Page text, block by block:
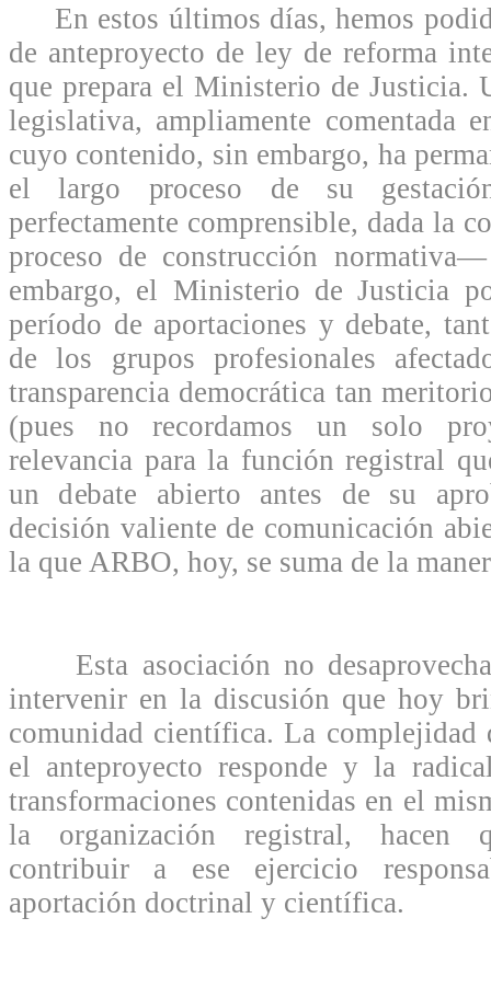
En estos últimos días, hemos
de anteproyecto de ley de reforma
que prepara el Ministerio de Justicia.
legislativa, ampliamente comentada
cuyo contenido, sin embargo, ha
el largo proceso de su
perfectamente comprensible, dada la
proceso de construcción
embargo, el Ministerio de Justicia
período de aportaciones y debate,
de los grupos profesionales
transparencia democrática tan
(pues no recordamos un solo
relevancia para la función registral
un debate abierto antes de su
decisión valiente de comunicación
la que ARBO, hoy, se suma de la
Esta asociación no
intervenir en la discusión que hoy
comunidad científica. La complejidad
el anteproyecto responde y la
transformaciones contenidas en el
la organización registral, hacen
contribuir a ese ejercicio
aportación doctrinal y científica.